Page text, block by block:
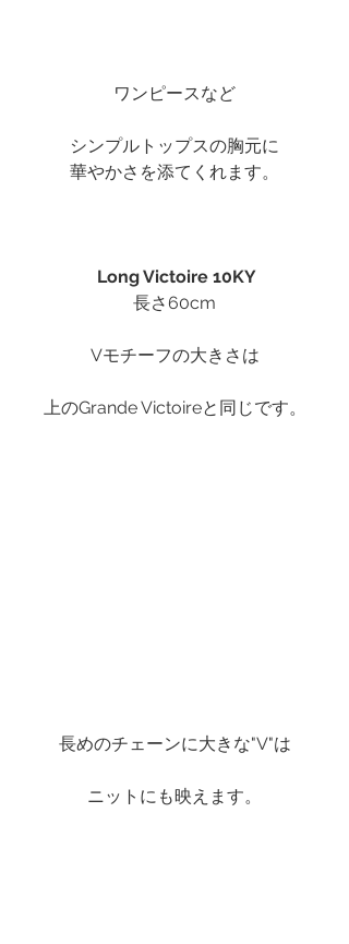
ワンピースなど
シンプルトップスの胸元に
華やかさを添てくれます。
Long Victoire 10KY
長さ60cm
Vモチーフの大きさは
上のGrande Victoireと同じです。
長めのチェーンに大きな"V"は
ニットにも映えます。